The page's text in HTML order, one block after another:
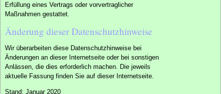
Erfüllung eines Vertrags oder vorvertraglicher
Maßnahmen gestattet.
Änderung dieser Datenschutzhinweise
Wir überarbeiten diese Datenschutzhinweise bei
Änderungen an dieser Internetseite oder bei sonstigen
Anlässen, die dies erforderlich machen. Die jeweils
aktuelle Fassung finden Sie auf dieser Internetseite.
Stand: Januar 2020